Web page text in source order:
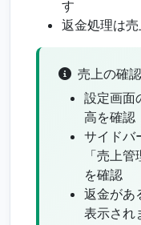
す
返金処理は
売上の確
設定画面
高を確認
サイドバ
「売上管
を確認
返金があ
表示され